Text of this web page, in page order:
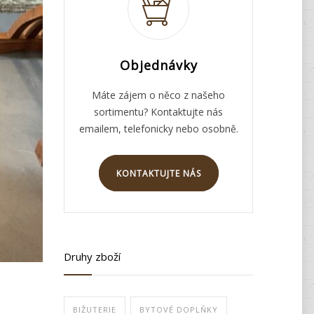
Objednávky
Máte zájem o něco z našeho
sortimentu? Kontaktujte nás
emailem, telefonicky nebo osobně.
KONTAKTUJTE NÁS
Druhy zboží
BIŽUTERIE BYTOVÉ DOPLŇKY